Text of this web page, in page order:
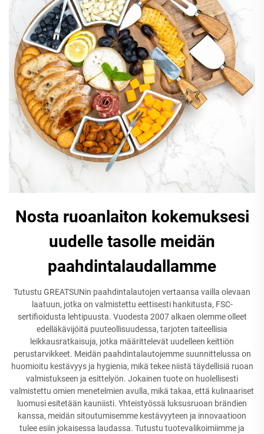
Nosta ruoanlaiton kokemuksesi
uudelle tasolle meidän
paahdintalaudallamme
Tutustu GREATSUNin paahdintalautojen vertaansa vailla olevaan
laatuun, jotka on valmistettu eettisesti hankitusta, FSC-
sertifioidusta lehtipuusta. Vuodesta 2007 alkaen olemme olleet
edelläkävijöitä puuteollisuudessa, tarjoten taiteellisia
leikkausratkaisuja, jotka määrittelevät uudelleen keittiön
perustarvikkeet. Meidän paahdintalautojemme suunnittelussa on
huomioitu kestävyys ja hygienia, mikä tekee niistä täydellisiä ruoan
valmistukseen ja esittelyön. Jokainen tuote on huolellisesti
valmistettu omien menetelmien avulla, mikä takaa, että kulinaariset
luomusi esitetään kauniisti. Yhteistyössä luksusruoan brändien
kanssa, meidän sitoutumisemme kestävyyteen ja innovaatioon
tulee esiin jokaisessa laudassa. Tutustu tuotevalikoimiimme ja